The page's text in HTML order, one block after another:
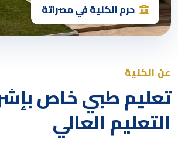
حرم الكلية في مصراتة
عن الكلية
تعليم طبي خاص
التعليم العالي